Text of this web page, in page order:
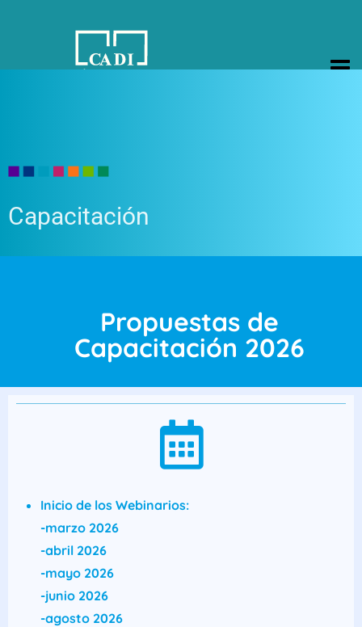
Propuestas de Capacitación 2025
Capacitación
Propuestas de
Capacitación 2026
Inicio de los Webinarios:
-marzo 2026
-abril 2026
-mayo 2026
-junio 2026
-agosto 2026